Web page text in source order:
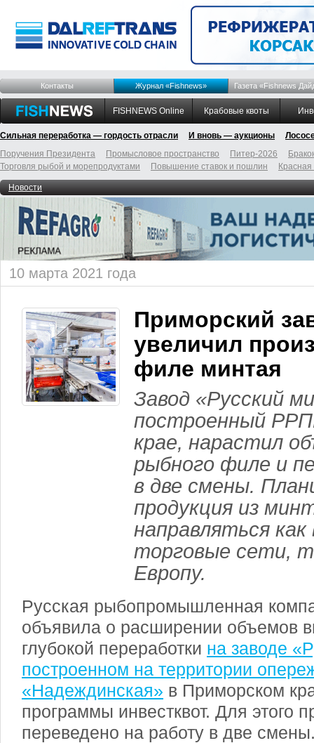
Контакты Журнал «Fishnews» Газета «Fishnews
FISHNEWS Online Крабовые квоты
Сильная переработка — гордость отрасли И вновь — аукционы
Поручения Президента
Промысловое пространство Питер-2026
Торговля рыбой и морепродуктами
Повышение ставок и пошлин
Новости
10 марта 2021 года
Приморский
увеличил
филе минтая
Завод «Русский
построенный
крае, нарастил
рыбного филе и
в две смены.
продукция из
направляться
торговые сети,
Европу.
Русская рыбопромышленная
объявила о расширении объемов
глубокой переработки на заводе
построенном на территории
«Надеждинская» в Приморском
программы инвестквот. Для этого
переведено на работу в две